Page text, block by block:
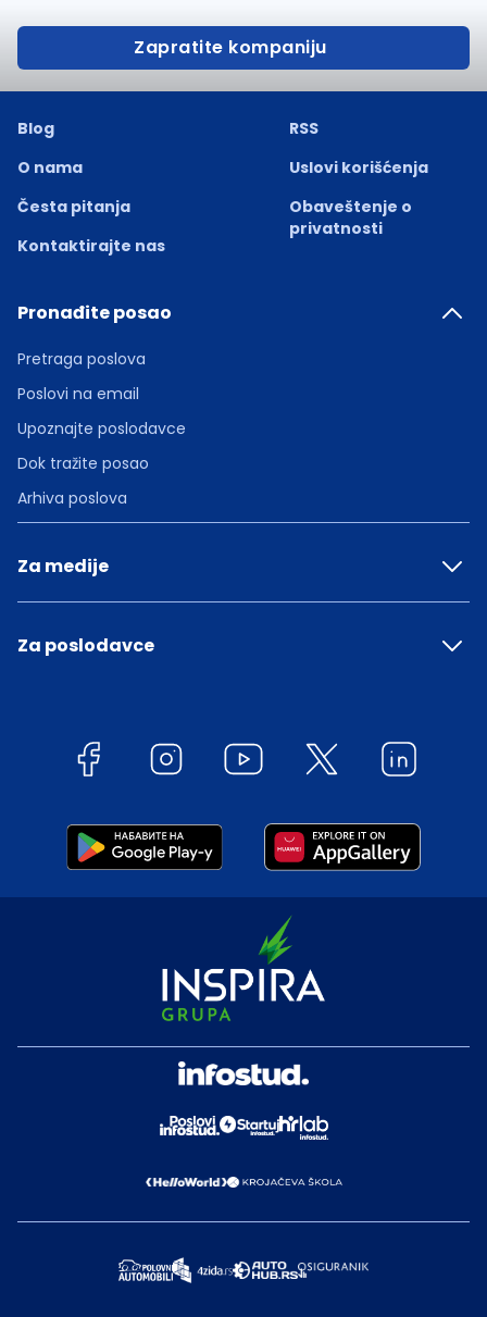
Zapratite kompaniju
Blog
O nama
Česta pitanja
Kontaktirajte nas
RSS
Uslovi korišćenja
Obaveštenje o
privatnosti
Pronađite posao
Pretraga poslova
Poslovi na email
Upoznajte poslodavce
Dok tražite posao
Arhiva poslova
Za medije
Za poslodavce